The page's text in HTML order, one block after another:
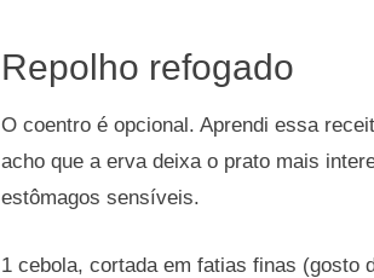
Repolho refogado
O coentro é opcional. Aprendi essa
acho que a erva deixa o prato mais
estômagos sensíveis.
1 cebola, cortada em fatias finas (gosto